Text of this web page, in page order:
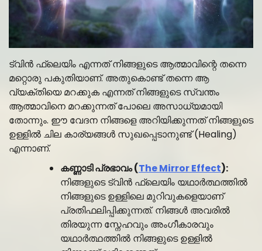
ട്വിൻ ഫ്ലെയിം എന്നത് നിങ്ങളുടെ ആത്മാവിന്റെ തന്നെ
മറ്റൊരു പകുതിയാണ്. അതുകൊണ്ട് തന്നെ ആ
വ്യക്തിയെ മറക്കുക എന്നത് നിങ്ങളുടെ സ്വന്തം
ആത്മാവിനെ മറക്കുന്നത് പോലെ അസാധ്യമായി
തോന്നും. ഈ വേദന നിങ്ങളെ അറിയിക്കുന്നത് നിങ്ങളുടെ
ഉള്ളിൽ ചില കാര്യങ്ങൾ സുഖപ്പെടാനുണ്ട് (Healing)
എന്നാണ്.
കണ്ണാടി പ്രഭാവം (The Mirror Effect):
നിങ്ങളുടെ ട്വിൻ ഫ്ലെയിം യഥാർത്ഥത്തിൽ
നിങ്ങളുടെ ഉള്ളിലെ മുറിവുകളെയാണ്
പ്രതിഫലിപ്പിക്കുന്നത്. നിങ്ങൾ അവരിൽ
തിരയുന്ന സ്നേഹവും അംഗീകാരവും
യഥാർത്ഥത്തിൽ നിങ്ങളുടെ ഉള്ളിൽ